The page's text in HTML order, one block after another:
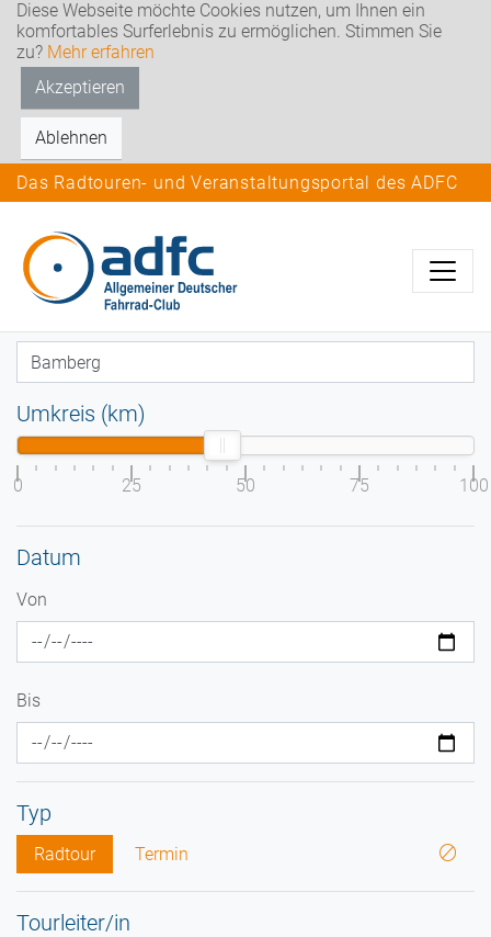
Diese Webseite möchte Cookies nutzen, um Ihnen ein
komfortables Surferlebnis zu ermöglichen. Stimmen Sie
zu? Mehr erfahren
Akzeptieren
Ablehnen
Das Radtouren- und Veranstaltungsportal des ADFC
Umkreis (km)
0 25 50 75 100
Datum
Von
Bis
Typ
Radtour Termin
Tourleiter/in